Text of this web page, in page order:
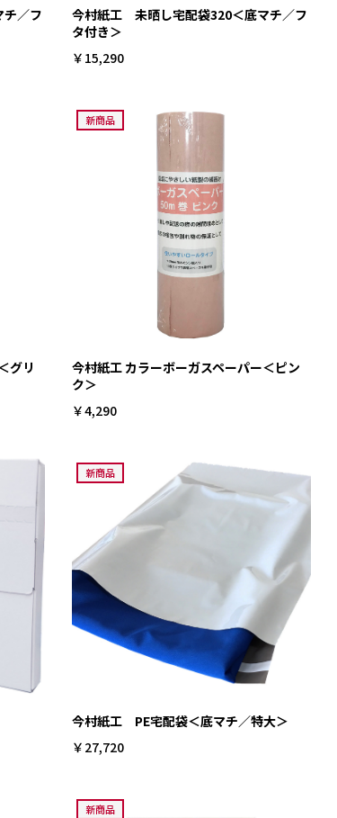
／フ
今村紙工 未晒し宅配袋320＜底マチ／フ
タ付き＞
￥15,290
グリ
新商品
今村紙工 カラーボーガスペーパー＜ピン
ク＞
￥4,290
新商品
今村紙工 PE宅配袋＜底マチ／特大＞
￥27,720
新商品